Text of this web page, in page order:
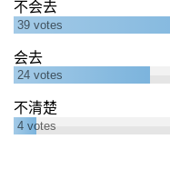
不会去
39 votes
会去
24 votes
不清楚
4 votes